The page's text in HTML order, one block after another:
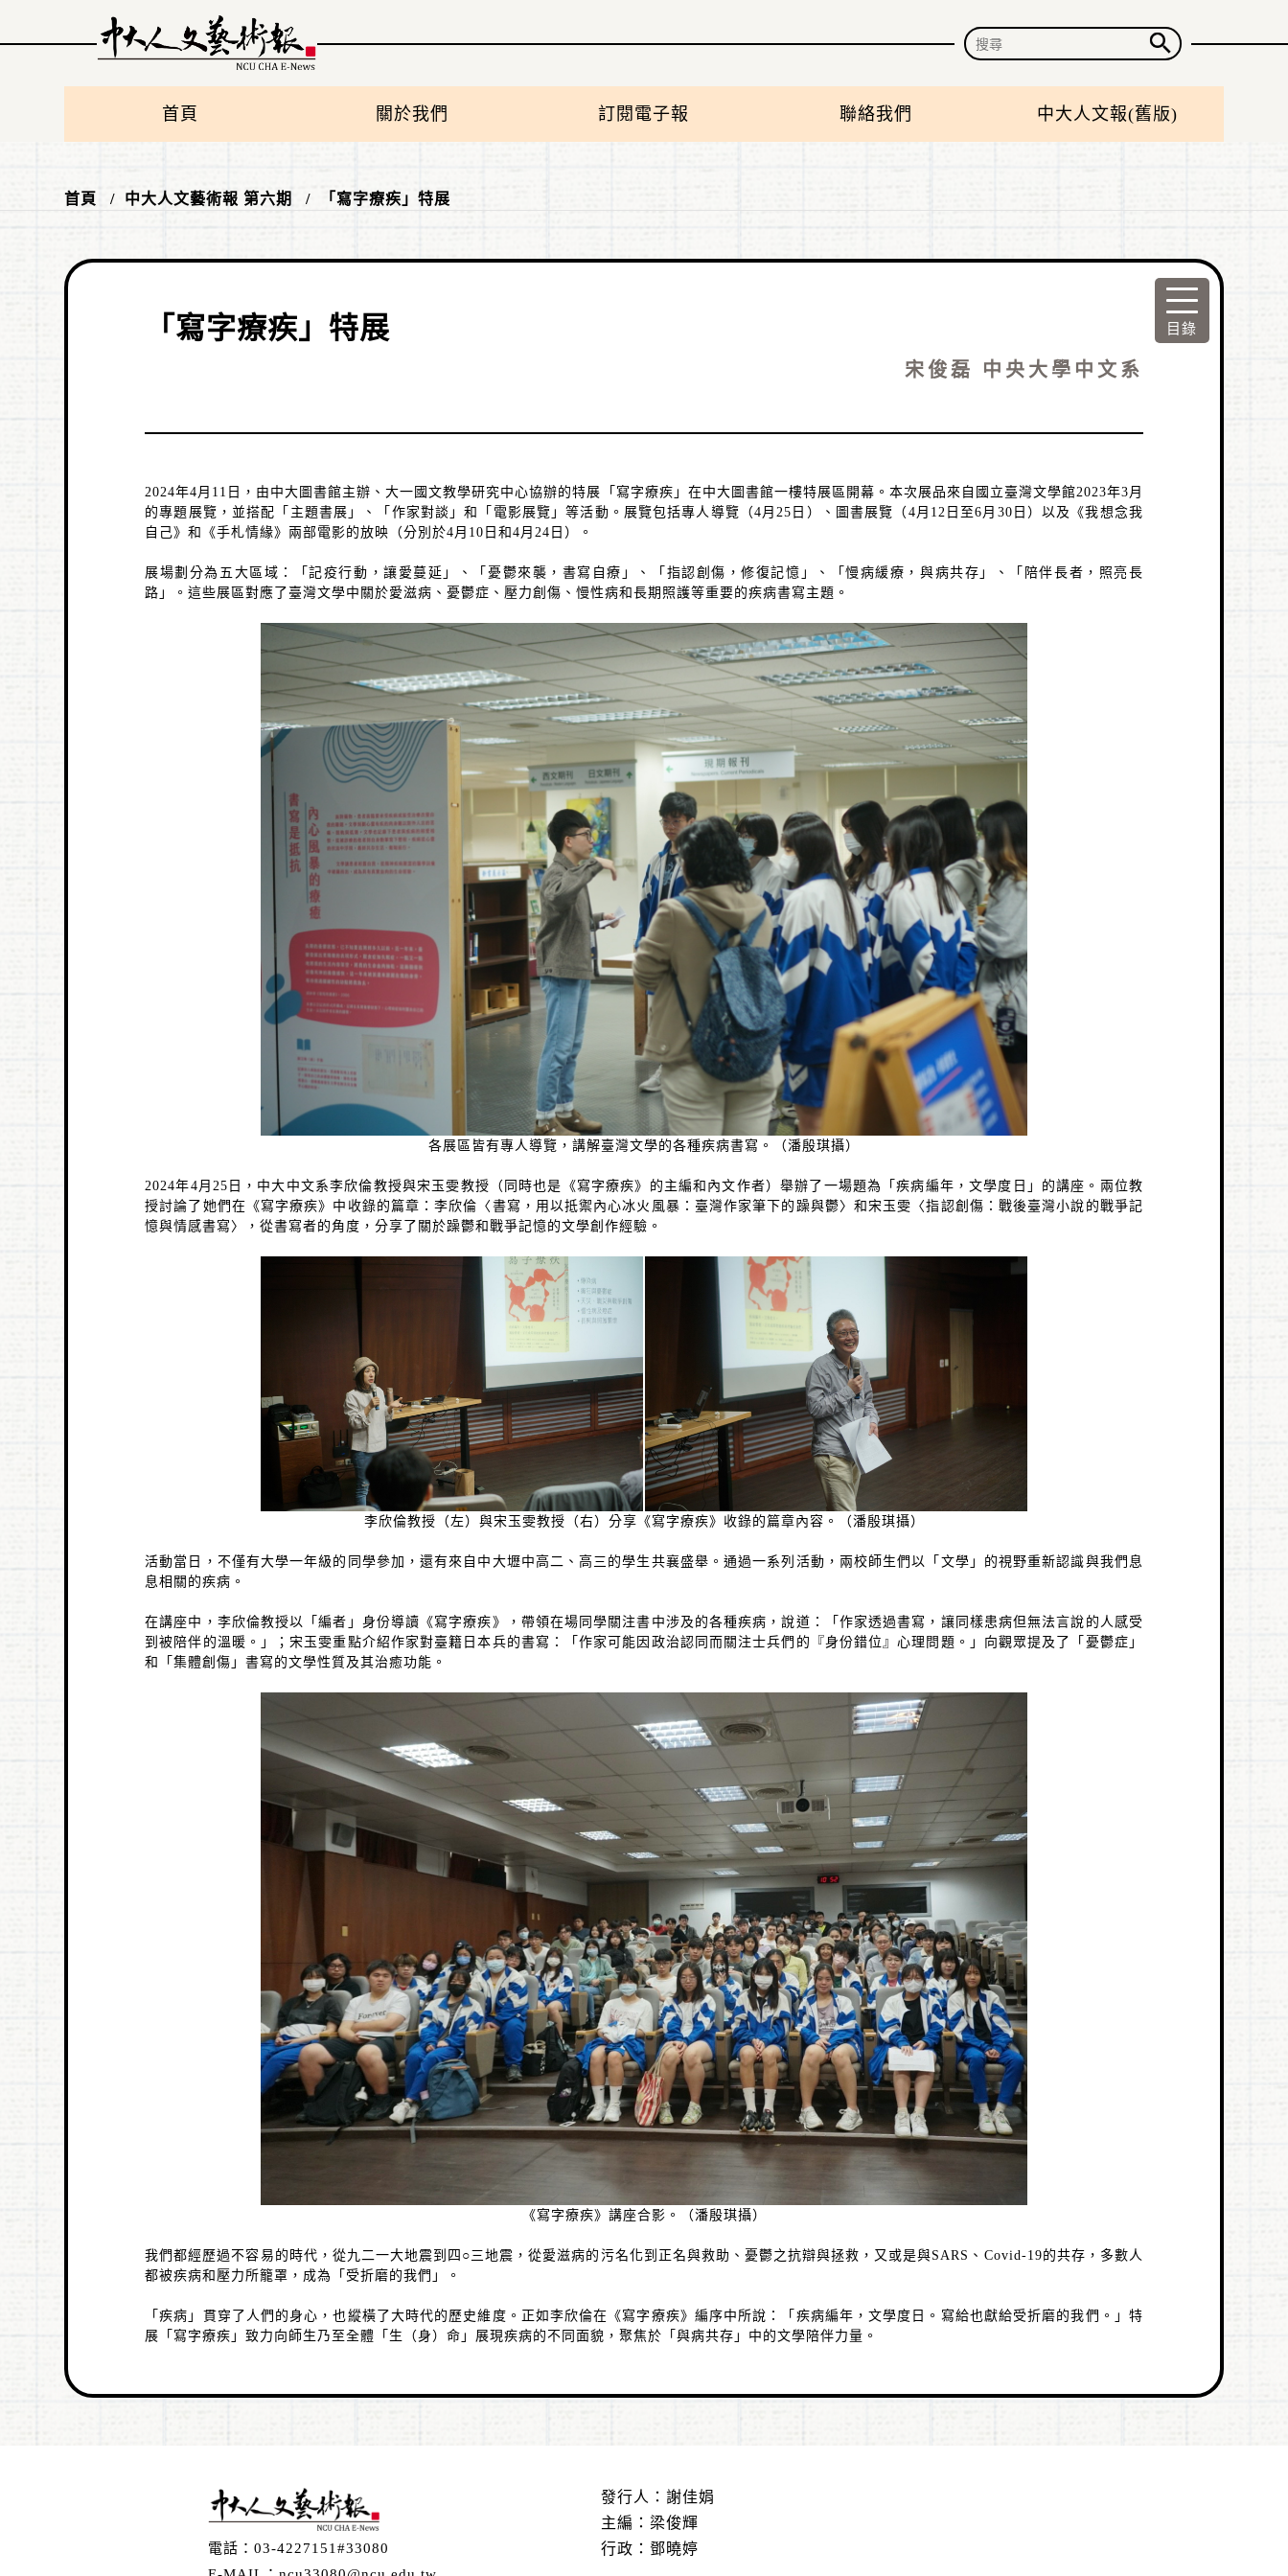
首頁 關於我們 訂閱電子報 聯絡我們 中大人文報(舊版)
首頁 中大人文藝術報 第六期 「寫字療疾」特展
「寫字療疾」特展
宋俊磊 中央大學中文系
2024年4月 11 日，由中大圖書館主辦、大一國文教學研究中心協辦的特展「寫字療疾」在中大圖書館一樓特展區開幕。本次展品來自國立臺灣文學館2023年3月
的專題展覽，並搭配「主題書展」、「作家對談」和「電影展覽」等活動。展覽包括專人導覽（4月25 日）、圖書展覽（ 4月 12 日至6月 30 日）以及《我想念我
自己》和《手札情緣》兩部電影的放映（分別於4月 10 日和4月24 日）。
展場劃分為五大區域：「記疫行動，讓愛蔓延」、「憂鬱來襲，書寫自療」、「指認創傷，修復記憶」、「慢病緩療，與病共存」、「陪伴長者，照亮長
路」。這些展區對應了臺灣文學中關於愛滋病、憂鬱症、壓力創傷、慢性病和長期照護等重要的疾病書寫主題。
各展區皆有專人導覽，講解臺灣文學的各種疾病書寫。（潘殷琪攝）
2024年4 月 25 日，中大中文系李欣倫教授與宋玉雯教授（同時也是《寫字療疾》的主編和內文作者）舉辦了一場題為「疾病編年，文學度日」的講座。兩位教
授討論了她們在《寫字療疾》中收錄的篇章：李欣倫〈書寫，用以抵禦內心冰火風暴：臺灣作家筆下的躁與鬱〉和宋玉雯〈指認創傷：戰後臺灣小說的戰爭記
憶與情感書寫〉，從書寫者的角度，分享了關於躁鬱和戰爭記憶的文學創作經驗。
李欣倫教授（左）與宋玉雯教授（右）分享《寫字療疾》收錄的篇章內容。（潘殷琪攝）
活動當日，不僅有大學一年級的同學參加，還有來自中大壢中高二、高三的學生共襄盛舉。通過一系列活動，兩校師生們以「文學」的視野重新認識與我們息
息相關的疾病。
在講座中，李欣倫教授以「編者」身份導讀《寫字療疾》，帶領在場同學關注書中涉及的各種疾病，說道：「作家透過書寫，讓同樣患病但無法言說的人感受
到被陪伴的溫暖。」；宋玉雯重點介紹作家對臺籍日本兵的書寫：「作家可能因政治認同而關注士兵們的『身份錯位』心理問題。」向觀眾提及了「憂鬱症」
和「集體創傷」書寫的文學性質及其治癒功能。
《寫字療疾》講座合影。（潘殷琪攝）
我們都經歷過不容易的時代，從九二一大地震到四 ○三地震，從愛滋病的污名化到正名與救助、憂鬱之抗辯與拯救，又或是與SARS 、 Covid-19的共存，多數人
都被疾病和壓力所籠罩，成為「受折磨的我們」。
「疾病」貫穿了人們的身心，也縱橫了大時代的歷史維度。正如李欣倫在《寫字療疾》編序中所說：「疾病編年，文學度日。寫給也獻給受折磨的我們。」特
展「寫字療疾」致力向師生乃至全體「生（身）命」展現疾病的不同面貌，聚焦於「與病共存」中的文學陪伴力量。
電話： 03-4227151#33080
發行人：謝佳娟
主編：梁俊輝
行政：鄧曉婷